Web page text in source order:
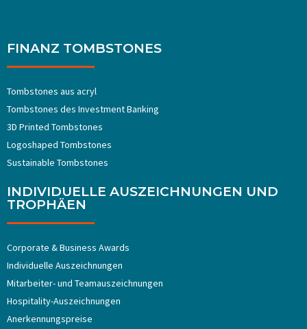
FINANZ TOMBSTONES
Tombstones aus acryl
Tombstones ​​des Investment Banking
3D Printed Tombstones
Logoshaped Tombstones
Sustainable Tombstones
INDIVIDUELLE AUSZEICHNUNGEN UND
TROPHÄEN
Corporate & Business Awards
Individuelle Auszeichnungen
Mitarbeiter- und Teamauszeichnungen
Hospitality-Auszeichnungen
Anerkennungspreise